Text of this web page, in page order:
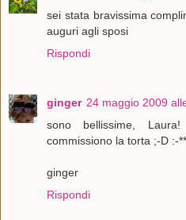
sei stata bravissima
auguri agli sposi
Rispondi
ginger 24 maggio 2009
sono bellissime,
commissiono la torta ;-D :-
ginger
Rispondi